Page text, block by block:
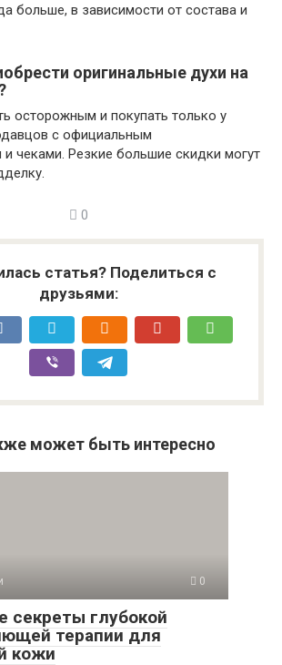
больше, в зависимости от состава и
оригинальные духи на
осторожным и покупать только у
с официальным
чеками. Резкие большие скидки могут
0
статья? Поделиться с
друзьями:
может быть интересно
0
секреты глубокой
терапии для
кожи